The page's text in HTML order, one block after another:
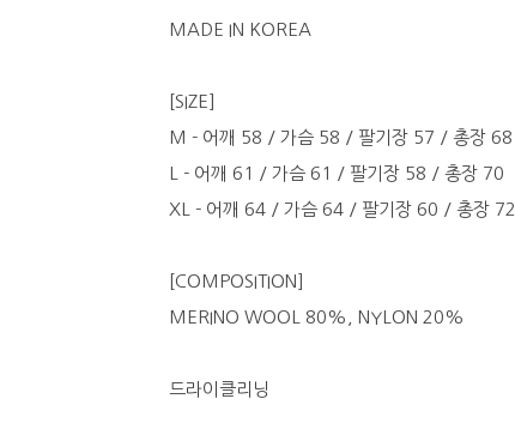
MADE IN KOREA
[SIZE]
M - 어깨 58 / 가슴 58 / 팔기장 57 / 총장 68
L - 어깨 61 / 가슴 61 / 팔기장 58 / 총장 70
XL - 어깨 64 / 가슴 64 / 팔기장 60 / 총장 72
[COMPOSITION]
MERINO WOOL 80%, NYLON 20%
드라이클리닝